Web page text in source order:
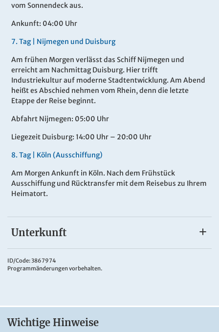
vom Sonnendeck aus.
Ankunft: 04:00 Uhr
7. Tag | Nijmegen und Duisburg
Am frühen Morgen verlässt das Schiff Nijmegen und
erreicht am Nachmittag Duisburg. Hier trifft
Industriekultur auf moderne Stadtentwicklung. Am Abend
heißt es Abschied nehmen vom Rhein, denn die letzte
Etappe der Reise beginnt.
Abfahrt Nijmegen: 05:00 Uhr
Liegezeit Duisburg: 14:00 Uhr – 20:00 Uhr
8. Tag | Köln (Ausschiffung)
Am Morgen Ankunft in Köln. Nach dem Frühstück
Ausschiffung und Rücktransfer mit dem Reisebus zu Ihrem
Heimatort.
Unterkunft
Das moderne, komfortable Schiff überzeugt mit
großzügigen Kabinen, stilvollen öffentlichen Bereichen,
erholsame Tage auf dem Rhein.
ID/Code: 3867974
Programmänderungen vorbehalten.
Wichtige Hinweise